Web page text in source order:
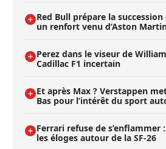
Red Bull prépare la
un renfort venu d’Aston
Perez dans le viseur de
Cadillac F1 incertain
Et après Max ? Verstappen
Bas pour l’intérêt du sport
Ferrari refuse de s’enflammer
les éloges autour de la SF-26